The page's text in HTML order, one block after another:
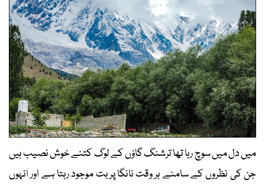
میں دل میں سوچ رہا تھا ترشنگ گاؤں کے لوگ کتنے خوش نصیب ہیں
جن کی نظروں کے سامنے ہر وقت نانگا پربت موجود رہتا ہے اور انہوں